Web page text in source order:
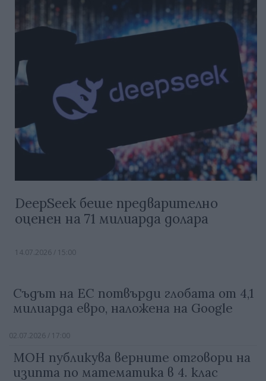
DeepSeek беше предварително
оценен на 71 милиарда долара
14.07.2026 / 15:00
Съдът на ЕС потвърди глобата от 4,1
милиарда евро, наложена на Google
02.07.2026 / 17:00
МОН публикува верните отговори на
изипта по математика в 4. клас